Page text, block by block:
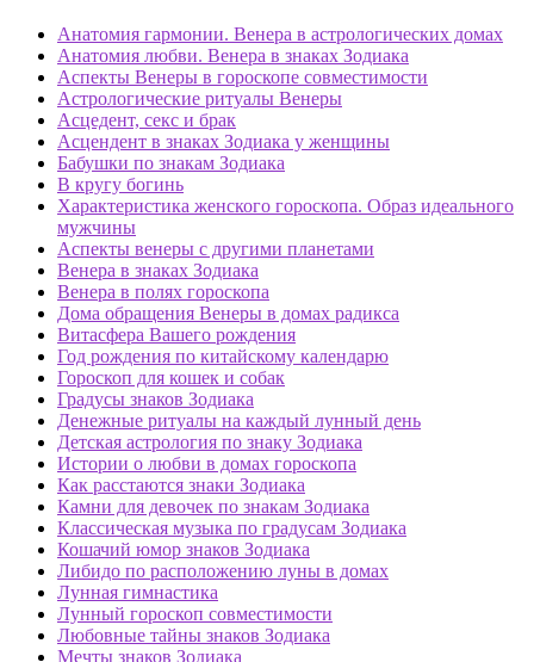
Анатомия гармонии. Венера в астрологических домах
Анатомия любви. Венера в знаках Зодиака
Аспекты Венеры в гороскопе совместимости
Астрологические ритуалы Венеры
Асцедент, секс и брак
Асцендент в знаках Зодиака у женщины
Бабушки по знакам Зодиака
В кругу богинь
Характеристика женского гороскопа. Образ идеального
мужчины
Аспекты венеры с другими планетами
Венера в знаках Зодиака
Венера в полях гороскопа
Дома обращения Венеры в домах радикса
Витасфера Вашего рождения
Год рождения по китайскому календарю
Гороскоп для кошек и собак
Градусы знаков Зодиака
Денежные ритуалы на каждый лунный день
Детская астрология по знаку Зодиака
Истории о любви в домах гороскопа
Как расстаются знаки Зодиака
Камни для девочек по знакам Зодиака
Классическая музыка по градусам Зодиака
Кошачий юмор знаков Зодиака
Либидо по расположению луны в домах
Лунная гимнастика
Лунный гороскоп совместимости
Любовные тайны знаков Зодиака
Мечты знаков Зодиака